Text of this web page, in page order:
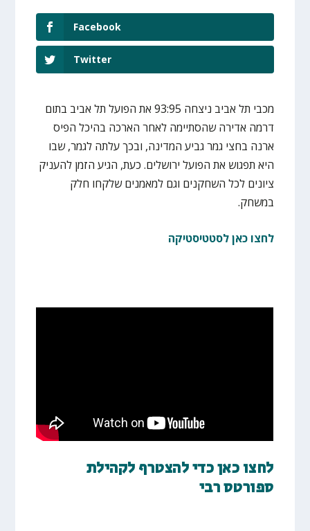
Facebook
Twitter
מכבי תל אביב ניצחה 93:95 את הפועל תל אביב בתום
דרמה אדירה שהסתיימה לאחר הארכה בהיכל הפיס
ארנה בחצי גמר גביע המדינה, ובכך עלתה לגמר, שבו
היא תפגוש את הפועל ירושלים. כעת, הגיע הזמן להעניק
ציונים לכל השחקנים וגם למאמנים שלקחו חלק
במשחק.
לחצו כאן לסטטיסטיקה
לחצו כאן כדי להצטרף לקהילת
ספורטס רבי